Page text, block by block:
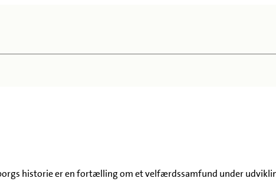
historie er en fortælling om et velfærdssamfund under